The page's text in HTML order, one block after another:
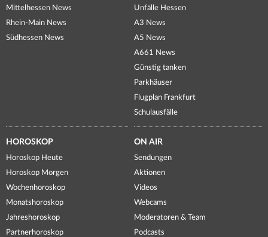
Mittelhessen News
Rhein-Main News
Südhessen News
Unfälle Hessen
A3 News
A5 News
A661 News
Günstig tanken
Parkhäuser
Flugplan Frankfurt
Schulausfälle
HOROSKOP
Horoskop Heute
Horoskop Morgen
Wochenhoroskop
Monatshoroskop
Jahreshoroskop
Partnerhoroskop
ON AIR
Sendungen
Aktionen
Videos
Webcams
Moderatoren & Team
Podcasts